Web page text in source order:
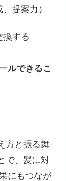
提案力）
換する
ルできるこ
方と振る舞
で、髪に対
にもつなが